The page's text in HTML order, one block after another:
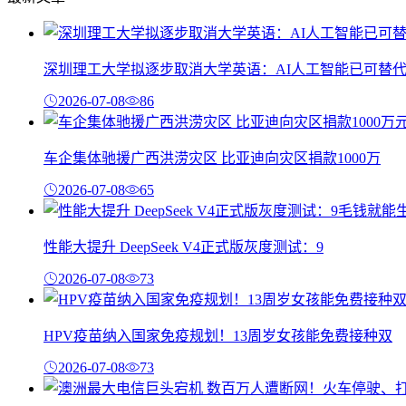
深圳理工大学拟逐步取消大学英语：AI人工智能已可替代
2026-07-08 86
车企集体驰援广西洪涝灾区 比亚迪向灾区捐款1000万
2026-07-08 65
性能大提升 DeepSeek V4正式版灰度测试：9
2026-07-08 73
HPV疫苗纳入国家免疫规划！13周岁女孩能免费接种双
2026-07-08 73